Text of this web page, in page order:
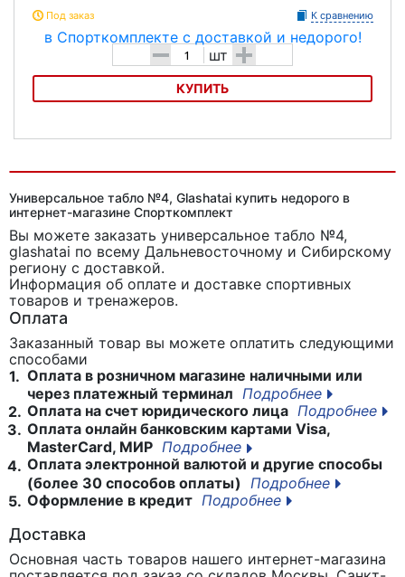
Под заказ К сравнению
- шт +
КУПИТЬ
Универсальное табло №4, Glashatai купить недорого в
интернет-магазине Спорткомплект
Вы можете заказать универсальное табло №4,
glashatai по всему Дальневосточному и Сибирскому
региону с доставкой.
Информация об оплате и доставке спортивных
товаров и тренажеров.
Оплата
Заказанный товар вы можете оплатить следующими
способами
1. Оплата в розничном магазине наличными или
через платежный терминал Подробнее
2. Оплата на счет юридического лица Подробнее
3. Оплата онлайн банковским картами Visa,
MasterCard, МИР Подробнее
4. Оплата электронной валютой и другие способы
(более 30 способов оплаты)
Подробнее
5. Оформление в кредит Подробнее
Доставка
Основная часть товаров нашего интернет-магазина